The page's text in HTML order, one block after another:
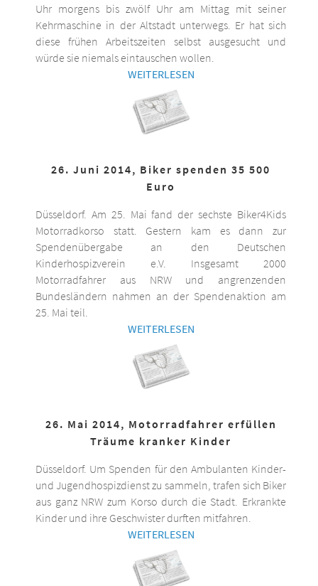
Uhr morgens bis zwölf Uhr am Mittag mit seiner
Kehrmaschine in der Altstadt unterwegs. Er hat sich
diese frühen Arbeitszeiten selbst ausgesucht und
würde sie niemals eintauschen wollen.
WEITERLESEN
26. Juni 2014, Biker spenden 35 500
Euro
Düsseldorf. Am 25. Mai fand der sechste Biker4Kids
Motorradkorso statt. Gestern kam es dann zur
Spendenübergabe an den Deutschen
Kinderhospizverein e.V. Insgesamt 2000
Motorradfahrer aus NRW und angrenzenden
Bundesländern nahmen an der Spendenaktion am
25. Mai teil.
WEITERLESEN
26. Mai 2014, Motorradfahrer erfüllen
Träume kranker Kinder
Düsseldorf. Um Spenden für den Ambulanten Kinder-
und Jugendhospizdienst zu sammeln, trafen sich Biker
aus ganz NRW zum Korso durch die Stadt. Erkrankte
Kinder und ihre Geschwister durften mitfahren.
WEITERLESEN